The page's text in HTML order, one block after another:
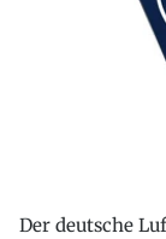
Der deutsche